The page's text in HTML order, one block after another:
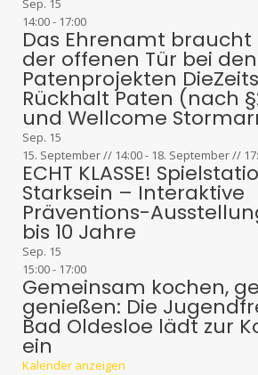
Sep. 15
14:00- 17:00
Das Ehrenamt braucht
der offenen Tür bei den
Patenprojekten
Rückhalt Paten (nach
und Wellcome
Sep. 15
15. September // 14:00- 18. September //
ECHT KLASSE!
Starksein – Interaktive
Präventions-
bis 10 Jahre
Sep. 15
15:00- 17:00
Gemeinsam kochen,
genießen: Die
Bad Oldesloe lädt zur
ein
Kalender anzeigen